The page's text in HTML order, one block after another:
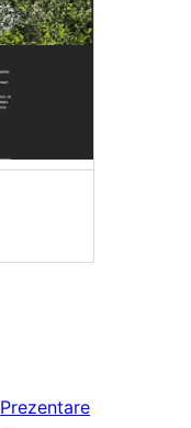
Prezentare